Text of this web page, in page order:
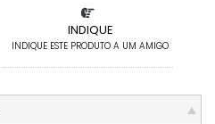
INDIQUE
INDIQUE ESTE PRODUTO A UM AMIGO